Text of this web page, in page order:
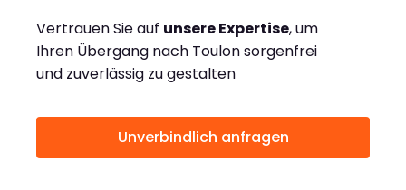
Vertrauen Sie auf unsere Expertise, um
Ihren Übergang nach Toulon sorgenfrei
und zuverlässig zu gestalten
Unverbindlich anfragen